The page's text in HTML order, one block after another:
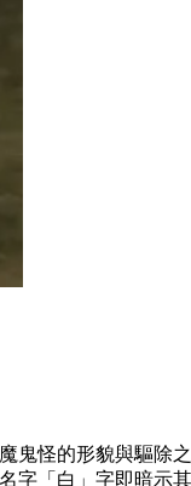
鬼怪的形貌與驅除
「白」字即暗示